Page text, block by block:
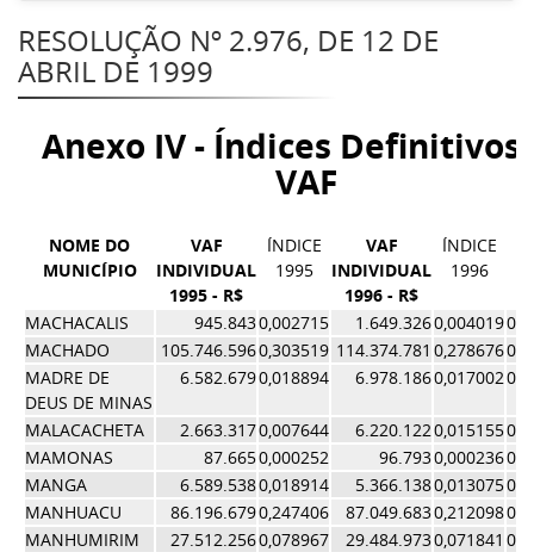
RESOLUÇÃO Nº 2.976, DE 12 DE
ABRIL DE 1999
Anexo IV - Índices Definitivos
VAF
NOME DO
MUNICÍPIO
VAF
INDIVIDUAL
1995 - R$
ÍNDICE
1995
VAF
INDIVIDUAL
1996 - R$
ÍNDICE
1996
MACHACALIS
945.8430,002715 1.649.3260,004019
MACHADO
105.746.5960,303519 114.374.781 0,278676
MADRE DE
DEUS DE MINAS
6.582.6790,018894 6.978.1860,017002
MALACACHETA 2.663.3170,007644 6.220.1220,015155
MAMONAS
87.6650,000252 96.7930,000236
MANGA
6.589.5380,018914 5.366.1380,013075
MANHUACU
86.196.6790,247406 87.049.6830,212098
MANHUMIRIM
27.512.2560,078967 29.484.9730,071841